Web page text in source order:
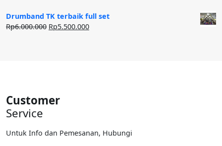
adalah:
Rp50.000.000.
ini
Drumband TK terbaik full set
Rp6.000.000 Harga
Rp5.500.000Harga
Customer
Service
Untuk Info dan Pemesanan, Hubungi